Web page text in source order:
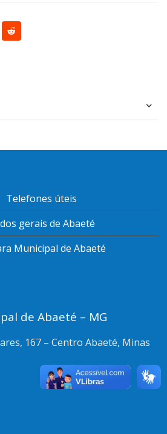
Telefones úteis
gerais de Abaeté
Municipal de Abaeté
de Abaeté – MG
167 – Centro Abaeté, Minas